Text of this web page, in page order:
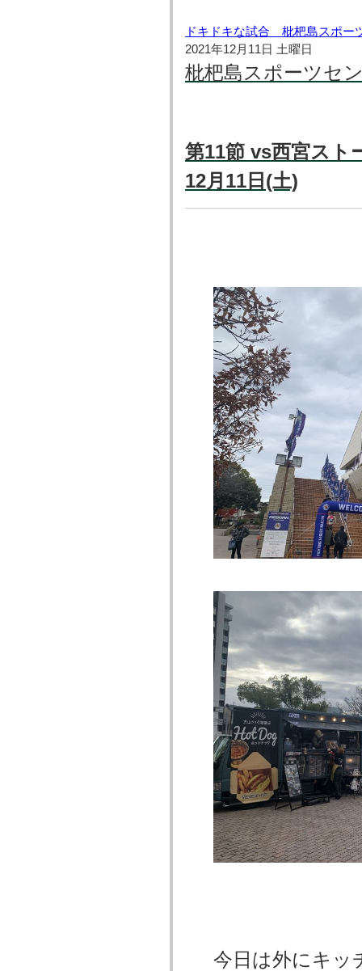
ドキドキな試合 枇杷島スポ
2021年12月11日 土曜日
枇杷島スポーツセ
第11節 vs西宮スト
12月11日(土)
今日は外にキッ